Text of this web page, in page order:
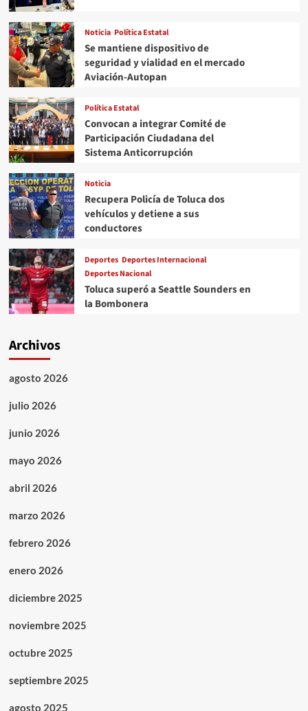
CABILDO
SUS
ALIADOS
Noticia Política Estatal
Se mantiene dispositivo de
seguridad y vialidad en el mercado
Aviación-Autopan
Política Estatal
Convocan a integrar Comité de
Participación Ciudadana del
Sistema Anticorrupción
Noticia
Recupera Policía de Toluca dos
vehículos y detiene a sus
conductores
Deportes Deportes Internacional
Deportes Nacional
Toluca superó a Seattle Sounders en
la Bombonera
Archivos
agosto 2026
julio 2026
junio 2026
mayo 2026
abril 2026
marzo 2026
febrero 2026
enero 2026
diciembre 2025
noviembre 2025
octubre 2025
septiembre 2025
agosto 2025